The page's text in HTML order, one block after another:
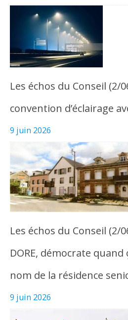
Les échos du Conseil (2/
convention d’éclairage
9 juin 2026
Les échos du Conseil (2/
DORE, démocrate quand
nom de la résidence
9 juin 2026